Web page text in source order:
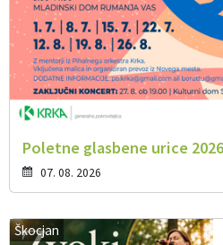
Poletne glasbene urice 2026
07. 08. 2026
Škocjan